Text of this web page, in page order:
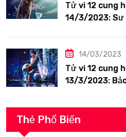
Tử vi 12 cung
14/3/2023: Sư
14/03/2023
Tử vi 12 cung
13/3/2023:
Thẻ Phổ Biến